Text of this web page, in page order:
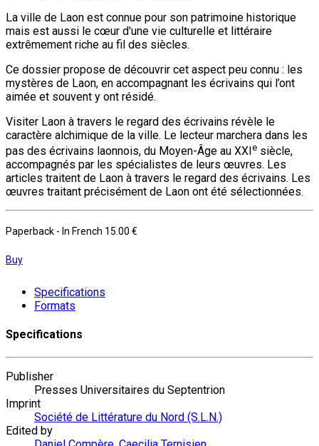
La ville de Laon est connue pour son patrimoine historique
mais est aussi le cœur d'une vie culturelle et littéraire
extrêmement riche au fil des siècles.
Ce dossier propose de découvrir cet aspect peu connu : les
mystères de Laon, en accompagnant les écrivains qui l’ont
aimée et souvent y ont résidé.
Visiter Laon à travers le regard des écrivains révèle le
caractère alchimique de la ville. Le lecteur marchera dans les
pas des écrivains laonnois, du Moyen-Âge au XXIe siècle,
accompagnés par les spécialistes de leurs œuvres. Les
articles traitent de Laon à travers le regard des écrivains. Les
œuvres traitant précisément de Laon ont été sélectionnées.
Paperback - In French 15.00 €
Buy
Specifications
Formats
Specifications
Publisher
Presses Universitaires du Septentrion
Imprint
Société de Littérature du Nord (S.L.N.)
Edited by